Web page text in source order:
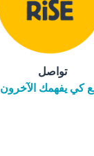
تواصل
كي يفهمك الآخرون